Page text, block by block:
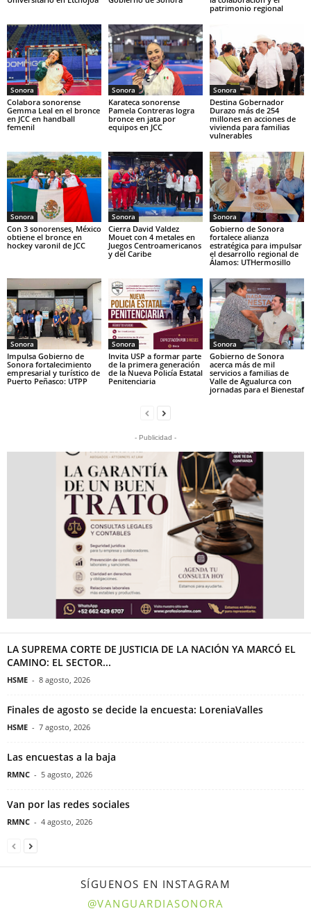
patrimonio regional
Sonora
Colabora sonorense
Gemma Leal en el bronce
en JCC en handball
femenil
Sonora
Karateca sonorense
Pamela Contreras logra
bronce en jata por
equipos en JCC
Sonora
Destina Gobernador
Durazo más de 254
millones en acciones de
vivienda para familias
vulnerables
Sonora
Con 3 sonorenses, México
obtiene el bronce en
hockey varonil de JCC
Sonora
Cierra David Valdez
Mouet con 4 metales en
Juegos Centroamericanos
y del Caribe
Sonora
Gobierno de Sonora
fortalece alianza
estratégica para impulsar
el desarrollo regional de
Álamos: UTHermosillo
Sonora
Impulsa Gobierno de
Sonora fortalecimiento
empresarial y turístico de
Puerto Peñasco: UTPP
Sonora
Invita USP a formar parte
de la primera generación
de la Nueva Policía Estatal
Penitenciaria
Sonora
Gobierno de Sonora
acerca más de mil
servicios a familias de
Valle de Agualurca con
jornadas para el Bienestaf
- Publicidad -
LA SUPREMA CORTE DE JUSTICIA DE LA NACIÓN YA MARCÓ EL
CAMINO: EL SECTOR...
HSME - 8 agosto, 2026
Finales de agosto se decide la encuesta: LoreniaValles
HSME - 7 agosto, 2026
Las encuestas a la baja
RMNC - 5 agosto, 2026
Van por las redes sociales
RMNC - 4 agosto, 2026
SÍGUENOS EN INSTAGRAM
@VANGUARDIASONORA